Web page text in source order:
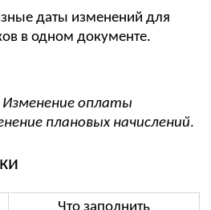
даты изменений для
в одном документе.
оплаты
плановых начислений.